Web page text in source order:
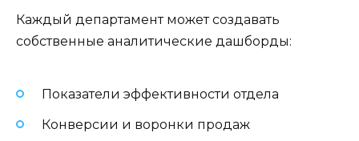
Каждый департамент может создавать
собственные аналитические дашборды:
Показатели эффективности отдела
Конверсии и воронки продаж